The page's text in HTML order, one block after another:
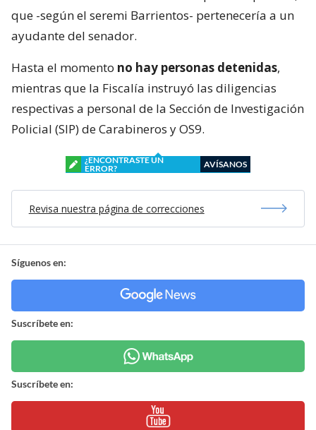
que -según el seremi Barrientos- pertenecería a un
ayudante del senador.
Hasta el momento no hay personas detenidas,
mientras que la Fiscalía instruyó las diligencias
respectivas a personal de la Sección de Investigación
Policial (SIP) de Carabineros y OS9.
¿ENCONTRASTE UN
ERROR?
AVÍSANOS
Revisa nuestra página de correcciones
Síguenos en:
Suscríbete en:
Suscríbete en: